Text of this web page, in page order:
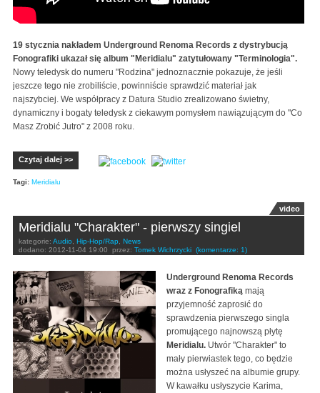
19 stycznia nakładem Underground Renoma Records z dystrybucją
Fonografiki ukazał się album "Meridialu" zatytułowany "Terminologia".
Nowy teledysk do numeru "Rodzina" jednoznacznie pokazuje, że jeśli
jeszcze tego nie zrobiliście, powinniście sprawdzić materiał jak
najszybciej. We współpracy z Datura Studio zrealizowano świetny,
dynamiczny i bogaty teledysk z ciekawym pomysłem nawiązującym do "Co
Masz Zrobić Jutro" z 2008 roku.
Czytaj dalej >>
Tagi: Meridialu
video
Meridialu "Charakter" - pierwszy singiel
kategorie: Audio Hip-Hop/Rap
News
dodano: 2012-11-04 19:00 przez: Tomek Wichrzycki (komentarze: 1)
Underground Renoma Records
wraz z Fonografiką mają
przyjemność zaprosić do
sprawdzenia pierwszego singla
promującego najnowszą płytę
Meridialu. Utwór "Charakter" to
mały pierwiastek tego, co będzie
można usłyszeć na albumie grupy.
W kawałku usłyszycie Karima,